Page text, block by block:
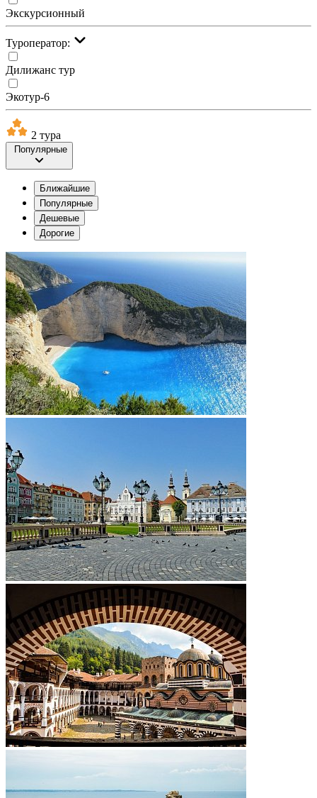
Экскурсионный
Туроператор:
Дилижанс тур
Экотур-6
2 тура
Популярные
Ближайшие
Популярные
Дешевые
Дорогие